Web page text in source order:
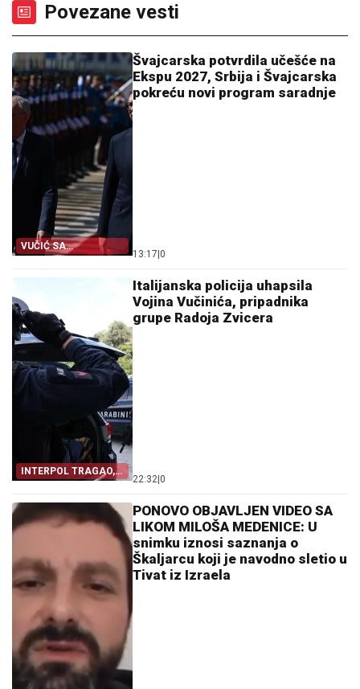
Povezane vesti
VUČIĆ SA
PARMELANOM
Švajcarska potvrdila učešće na
Ekspu 2027, Srbija i Švajcarska
pokreću novi program saradnje
13:17 0
INTERPOL TRAGAO,
ITALIJA UHAPSILA
Italijanska policija uhapsila
Vojina Vučinića, pripadnika
grupe Radoja Zvicera
22:32 0
PONOVO OBJAVLJEN VIDEO SA
LIKOM MILOŠA MEDENICE: U
snimku iznosi saznanja o
Škaljarcu koji je navodno sletio u
Tivat iz Izraela